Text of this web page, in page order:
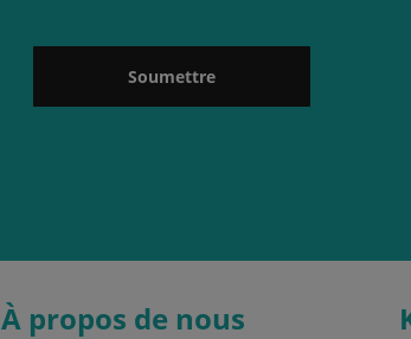
Soumettre
À propos de nous